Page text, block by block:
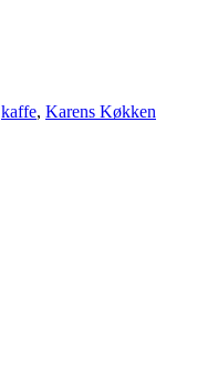
kaffe, Karens Køkken